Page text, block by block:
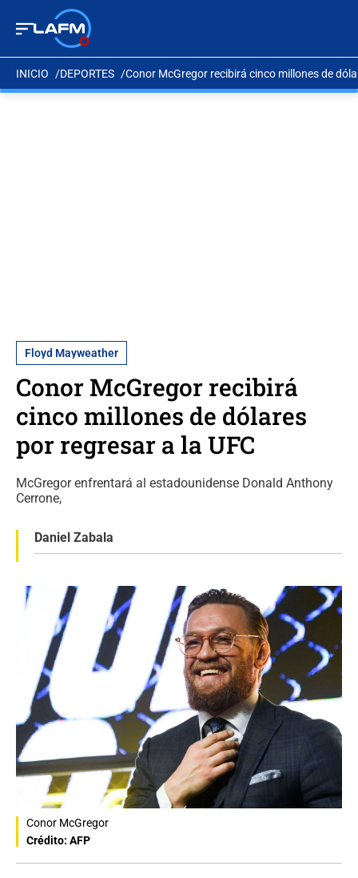
INICIO DEPORTES Conor McGregor recibirá cinco millones de
Floyd Mayweather
Conor McGregor recibirá
cinco millones de dólares
por regresar a la UFC
McGregor enfrentará al estadounidense Donald Anthony
Cerrone,
Daniel Zabala
Conor McGregor
Crédito: AFP